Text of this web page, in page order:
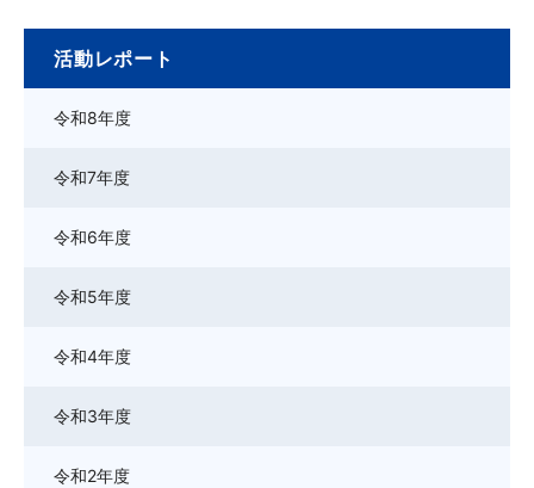
活動レポート
令和8年度
令和7年度
令和6年度
令和5年度
令和4年度
令和3年度
令和2年度